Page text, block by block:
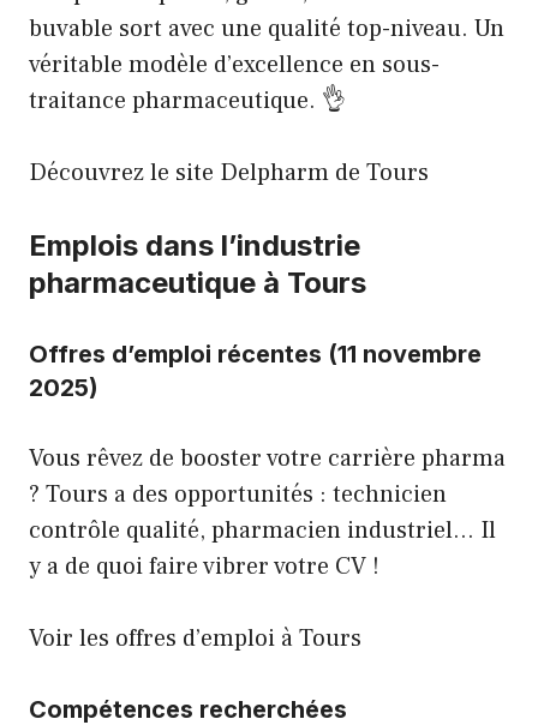
buvable sort avec une qualité top-niveau. Un
véritable modèle d’excellence en sous-
traitance pharmaceutique. 👌
Découvrez le site Delpharm de Tours
Emplois dans l’industrie
pharmaceutique à Tours
Offres d’emploi récentes (11 novembre
2025)
Vous rêvez de booster votre carrière pharma
? Tours a des opportunités : technicien
contrôle qualité, pharmacien industriel… Il
y a de quoi faire vibrer votre CV !
Voir les offres d’emploi à Tours
Compétences recherchées